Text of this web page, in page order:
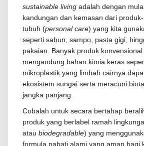
sustainable living adalah dengan
kandungan dan kemasan dari
tubuh (personal care) yang kita
seperti sabun, sampo, pasta gigi,
pakaian. Banyak produk
mengandung bahan kimia keras
mikroplastik yang limbah cairnya
ekosistem sungai serta meracuni
jangka panjang.
Cobalah untuk secara bertahap
produk yang berlabel ramah
atau biodegradable) yang
formula nabati alami yang aman bagi